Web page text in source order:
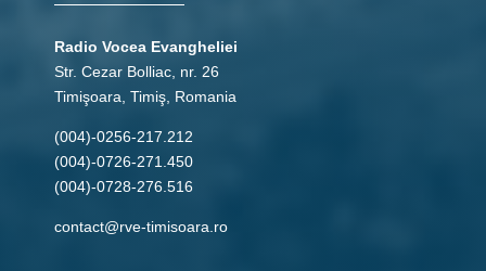
Radio Vocea Evangheliei
Str. Cezar Bolliac, nr. 26
Timişoara, Timiş, Romania
(004)-0256-217.212
(004)-0726-271.450
(004)-0728-276.516
contact@rve-timisoara.ro